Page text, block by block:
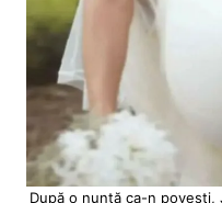
După o nuntă ca-n